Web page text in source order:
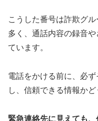
こうした番号は詐欺グ
多く、通話内容の録音
ています。
電話をかける前に、必
し、信頼できる情報かど
緊急連絡先に見えても